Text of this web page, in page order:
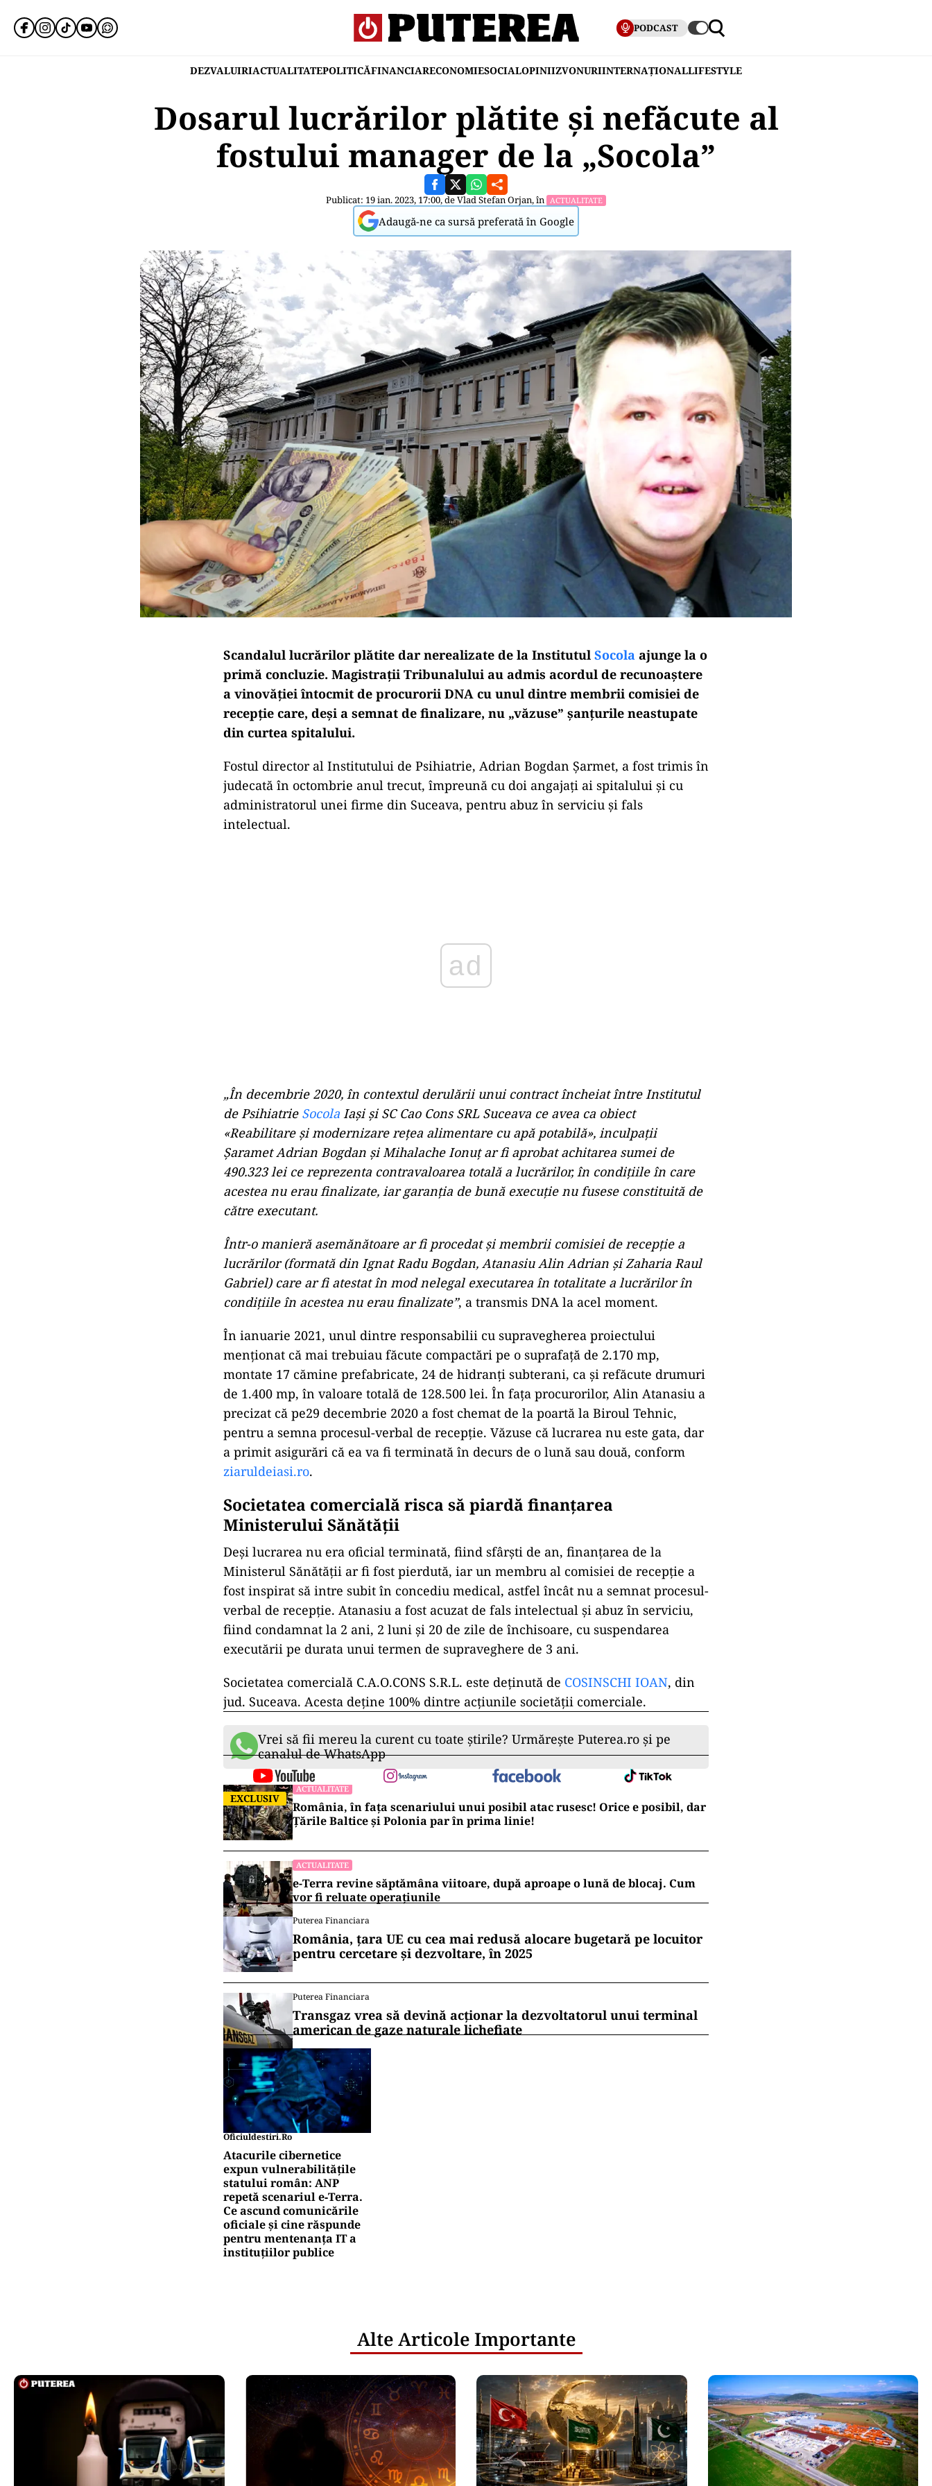
PODCAST
DEZVALUIRIACTUALITATEPOLITICĂFINANCIARECONOMIESOCIALOPINIIZVONURIINTERNAȚIONALLIFESTYLE
Dosarul lucrărilor plătite şi nefăcute al
fostului manager de la „Socola”
Publicat: 19 ian. 2023, 17:00, deVlad Stefan Orjan, în ACTUALITATE
Adaugă-ne ca sursă preferată în Google
Scandalul lucrărilor plătite dar nerealizate de la Institutul Socola ajunge la o
primă concluzie. Magistraţii Tribunalului au admis acordul de recunoaştere
a vinovăţiei întocmit de procurorii DNA cu unul dintre membrii comisiei de
recepţie care, deşi a semnat de finalizare, nu „văzuse” şanţurile neastupate
din curtea spitalului.
Fostul director al Institutului de Psihiatrie, Adrian Bogdan Șarmet, a fost trimis în
judecată în octombrie anul trecut, împreună cu doi angajaţi ai spitalului şi cu
administratorul unei firme din Suceava, pentru abuz în serviciu şi fals
intelectual.
„În decembrie 2020, în contextul derulării unui contract încheiat între Institutul
de Psihiatrie Socola Iaşi şi SC Cao Cons SRL Suceava ce avea ca obiect
«Reabilitare şi modernizare reţea alimentare cu apă potabilă», inculpaţii
Şaramet Adrian Bogdan şi Mihalache Ionuţ ar fi aprobat achitarea sumei de
490.323 lei ce reprezenta contravaloarea totală a lucrărilor, în condiţiile în care
acestea nu erau finalizate, iar garanţia de bună execuţie nu fusese constituită de
către executant.
Într-o manieră asemănătoare ar fi procedat şi membrii comisiei de recepţie a
lucrărilor (formată din Ignat Radu Bogdan, Atanasiu Alin Adrian şi Zaharia Raul
Gabriel) care ar fi atestat în mod nelegal executarea în totalitate a lucrărilor în
condiţiile în acestea nu erau finalizate”, a transmis DNA la acel moment.
În ianuarie 2021, unul dintre responsabilii cu supravegherea proiectului
menţionat că mai trebuiau făcute compactări pe o suprafaţă de 2.170 mp,
montate 17 cămine prefabricate, 24 de hidranţi subterani, ca şi refăcute drumuri
de 1.400 mp, în valoare totală de 128.500 lei. În faţa procurorilor, Alin Atanasiu a
precizat că pe29 decembrie 2020 a fost chemat de la poartă la Biroul Tehnic,
pentru a semna procesul-verbal de recepţie. Văzuse că lucrarea nu este gata, dar
a primit asigurări că ea va fi terminată în decurs de o lună sau două, conform
ziaruldeiasi.ro.
Societatea comercială risca să piardă finanțarea
Ministerului Sănătății
Deși lucrarea nu era oficial terminată, fiind sfârști de an, finanţarea de la
Ministerul Sănătăţii ar fi fost pierdută, iar un membru al comisiei de recepţie a
fost inspirat să intre subit în concediu medical, astfel încât nu a semnat procesul-
verbal de recepţie. Atanasiu a fost acuzat de fals intelectual şi abuz în serviciu,
fiind condamnat la 2 ani, 2 luni şi 20 de zile de închisoare, cu suspendarea
executării pe durata unui termen de supraveghere de 3 ani.
Societatea comercială C.A.O.CONS S.R.L. este deținută de COSINSCHI IOAN, din
jud. Suceava. Acesta deține 100% dintre acțiunile societății comerciale.
Vrei să fii mereu la curent cu toate știrile? Urmărește Puterea.ro și pe
canalul de WhatsApp
EXCLUSIV
ACTUALITATE
România, în fața scenariului unui posibil atac rusesc! Orice e posibil, dar
Țările Baltice și Polonia par în prima linie!
ACTUALITATE
e-Terra revine săptămâna viitoare, după aproape o lună de blocaj. Cum
vor fi reluate operațiunile
Puterea Financiara
România, țara UE cu cea mai redusă alocare bugetară pe locuitor
pentru cercetare și dezvoltare, în 2025
Puterea Financiara
Transgaz vrea să devină acționar la dezvoltatorul unui terminal
american de gaze naturale lichefiate
Oficiuldestiri.ro
Atacurile cibernetice
expun vulnerabilitățile
statului român: ANP
repetă scenariul e‑Terra.
Ce ascund comunicările
oficiale și cine răspunde
pentru mentenanța IT a
instituțiilor publice
Alte Articole Importante